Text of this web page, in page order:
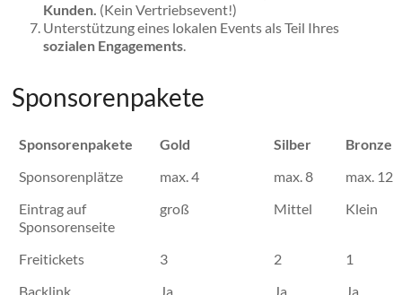
Kunden. (Kein Vertriebsevent!)
Unterstützung eines lokalen Events als Teil Ihres
sozialen Engagements
Sponsorenpakete
Sponsorenpakete Gold Silber
Bronze
Sponsorenplätze
max. 4 max. 8
max. 12
Eintrag auf
Sponsorenseite
groß Mittel Klein
Freitickets 3 2
1
Backlink
Ja Ja Ja